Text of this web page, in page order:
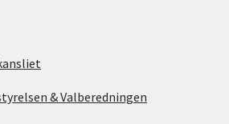
& Valberedningen